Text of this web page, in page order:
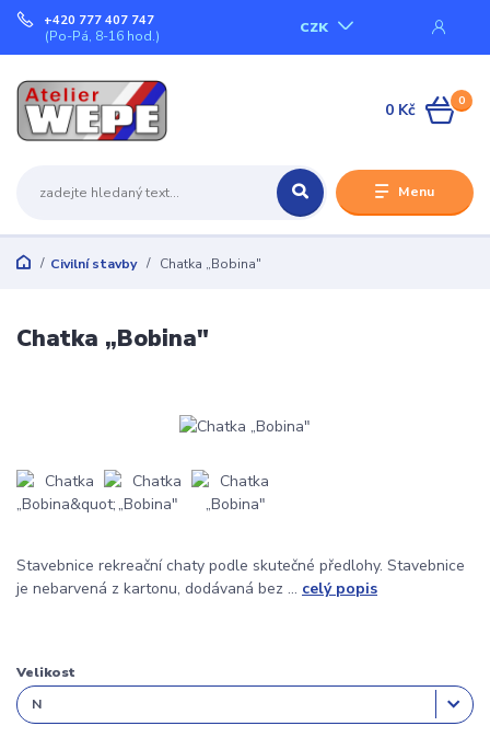
Menu
CZK
+420 777 407 747
(Po-Pá, 8-16 hod.)
0
0 Kč
Civilní stavby Chatka „Bobina"
Chatka „Bobina"
Stavebnice rekreační chaty podle skutečné předlohy. Stavebnice
je nebarvená z kartonu, dodávaná bez ... celý popis
Velikost